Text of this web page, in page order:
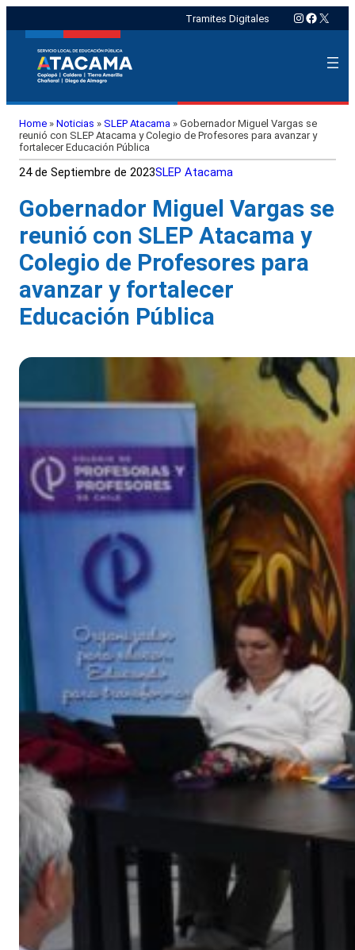
Tramites Digitales Instagram
X
Home » Noticias » SLEP Atacama » Gobernador Miguel Vargas se
reunió con SLEP Atacama y Colegio de Profesores para avanzar y
fortalecer Educación Pública
24 de Septiembre de 2023SLEP Atacama
Gobernador Miguel Vargas se
reunió con SLEP Atacama y
Colegio de Profesores para
avanzar y fortalecer
Educación Pública